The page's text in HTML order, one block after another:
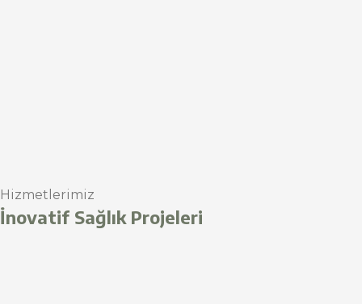
Hizmetlerimiz
İnovatif Sağlık Projeleri